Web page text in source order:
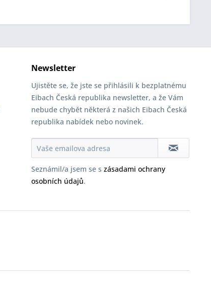
Newsletter
Ujistěte se, že jste se přihlásili k bezplatnému
Eibach Česká republika newsletter, a že Vám
nebude chybět některá z našich Eibach Česká
republika nabídek nebo novinek.
Seznámil/a jsem se s zásadami ochrany
osobních údajů.